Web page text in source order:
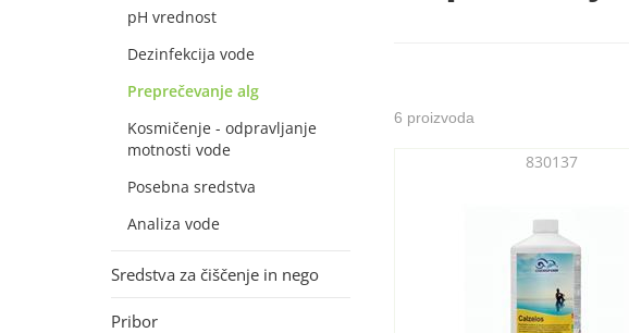
pH vrednost
Dezinfekcija vode
Preprečevanje alg
Kosmičenje - odpravljanje
motnosti vode
Posebna sredstva
Analiza vode
Sredstva za čiščenje in nego
Pribor
6 proizvoda
830137